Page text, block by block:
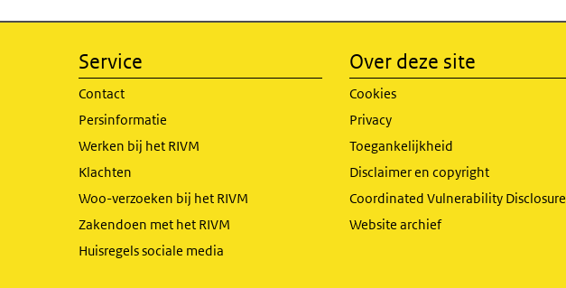
Service
Contact
Persinformatie
Werken bij het RIVM
Klachten
Woo-verzoeken bij het RIVM
Zakendoen met het RIVM
Huisregels sociale media
Over deze site
Cookies
Privacy
Toegankelijkheid
Disclaimer en copyright
Coordinated Vulnerability Disclosure
Website archief